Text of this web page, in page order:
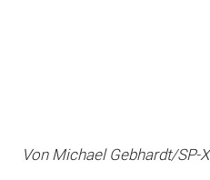
Von Michael Gebhardt/SP-X